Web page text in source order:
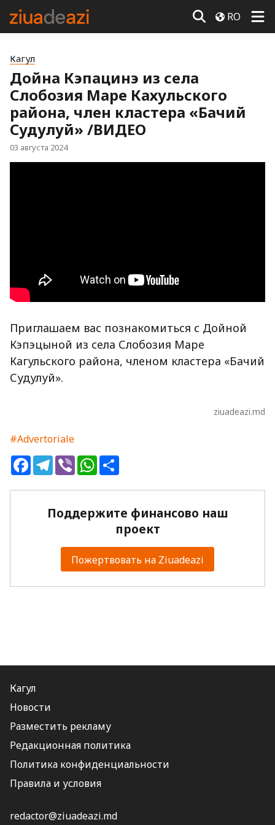
RO
Кагул
Дойна Кэпацинэ из села
Слобозия Маре Кахульского
района, член кластера «Бачий
Судулуй» /ВИДЕО
03 августа 2024
Приглашаем вас познакомиться с Дойной
Кэпэцыной из села Слобозия Маре
Кагульского района, членом кластера «Бачий
Судулуй».
ziuadeazi.md
#Advertoriale
FacebookTelegram
ViberWhatsApp
Поддержите финансово наш
проект
Пожертвовать на Ziuadeazi
Кагул
Новости
Разместить рекламу
Редакционная политика
Политика конфиденциальности
Правила и условия
redactor@ziuadeazi.md